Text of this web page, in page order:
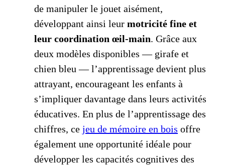
de manipuler le jouet aisément,
développant ainsi leur motricité fine et
leur coordination œil-main. Grâce aux
deux modèles disponibles — girafe et
chien bleu — l’apprentissage devient plus
attrayant, encourageant les enfants à
s’impliquer davantage dans leurs activités
éducatives. En plus de l’apprentissage des
chiffres, ce jeu de mémoire en bois offre
également une opportunité idéale pour
développer les capacités cognitives des